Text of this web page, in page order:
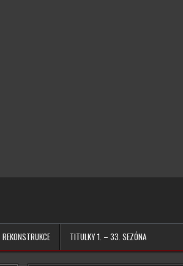
REKONSTRUKCE TITULKY 1. – 33. SEZÓNA